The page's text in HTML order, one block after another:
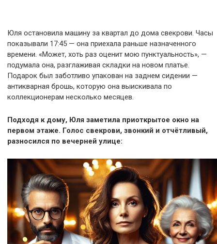
Юля остановила машину за квартал до дома свекрови. Часы
показывали 17:45 — она приехала раньше назначенного
времени. «Может, хоть раз оценит мою пунктуальность», —
подумала она, разглаживая складки на новом платье.
Подарок был заботливо упакован на заднем сидении —
антикварная брошь, которую она выискивала по
коллекционерам несколько месяцев.
Подходя к дому, Юля заметила приоткрытое окно на
первом этаже. Голос свекрови, звонкий и отчётливый,
разносился по вечерней улице: